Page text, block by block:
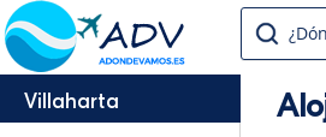
Villaharta